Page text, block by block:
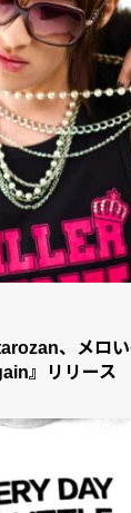
、メロ
』リリース